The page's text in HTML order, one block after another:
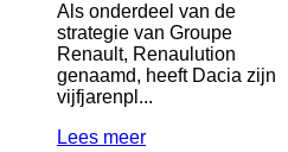
Als onderdeel van de
strategie van Groupe
Renault, Renaulution
genaamd, heeft Dacia zijn
vijfjarenpl...
Lees meer